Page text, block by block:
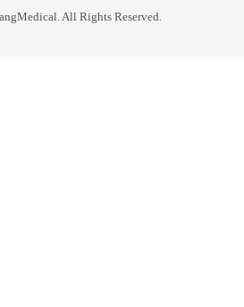
All Rights Reserved.